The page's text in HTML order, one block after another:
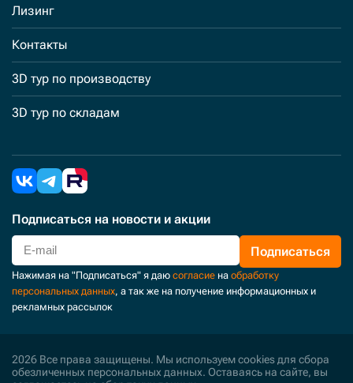
Лизинг
Контакты
3D тур по производству
3D тур по складам
Подписаться на новости и акции
Подписаться
Нажимая на "Подписаться" я даю согласие на обработку
персональных данных, а так же на получение информационных и
рекламных рассылок
2026 Все права защищены. Мы используем cookies для сбора
обезличенных персональных данных. Оставаясь на сайте, вы